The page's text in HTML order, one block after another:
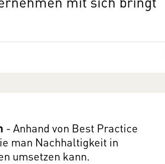
- Anhand von Best Practice
man Nachhaltigkeit in
umsetzen kann.